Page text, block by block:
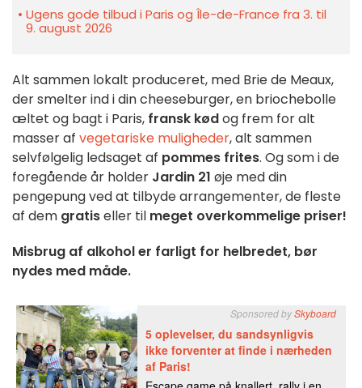
Ugens gode tilbud i Paris og Île-de-France fra 3. til
9. august 2026
Alt sammen lokalt produceret, med Brie de Meaux,
der smelter ind i din cheeseburger, en briochebolle
æltet og bagt i Paris, fransk kødog frem for alt
masser af vegetariske muligheder, alt sammen
selvfølgelig ledsaget af pommes frites. Og som i de
foregående år holder Jardin 21 øje med din
pengepung ved at tilbyde arrangementer, de fleste
af dem gratiseller til meget overkommelige priser!
Misbrug af alkohol er farligt for helbredet, bør
nydes med måde.